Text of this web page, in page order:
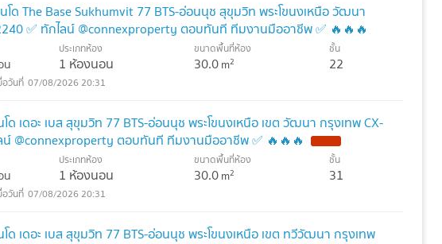
โด The Base Sukhumvit 77 BTS-อ่อนนุช สุขุมวิท พระโขนงเหนือ วัฒนา
✅ ทักไลน์ @connexproperty ตอบทันที ทีมงานมืออาชีพ ✅ 🔥🔥🔥
น
ประเภทห้อง
1 ห้องนอน
ขนาดพื้นที่ห้อง
30.0m2
ชั้น
22
07/08/2026 20:31
ด เดอะ เบส สุขุมวิท 77 BTS-อ่อนนุช พระโขนงเหนือ เขต วัฒนา กรุงเทพ CX-
น์ @connexproperty ตอบทันที ทีมงานมืออาชีพ ✅ 🔥🔥🔥
น
ประเภทห้อง
1 ห้องนอน
ขนาดพื้นที่ห้อง
30.0m2
ชั้น
31
07/08/2026 20:31
ด เดอะ เบส สุขุมวิท 77 BTS-อ่อนนุช พระโขนงเหนือ เขต ทวีวัฒนา กรุงเทพ